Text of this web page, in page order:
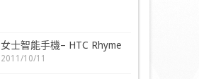
女士智能手機– HTC Rhyme
2011/10/11